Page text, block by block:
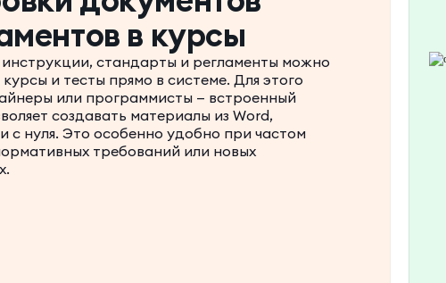
в курсы
стандарты и регламенты можно
и тесты прямо в системе. Для этого
или программисты — встроенный
создавать материалы из Word,
с нуля. Это особенно удобно при частом
требований или новых